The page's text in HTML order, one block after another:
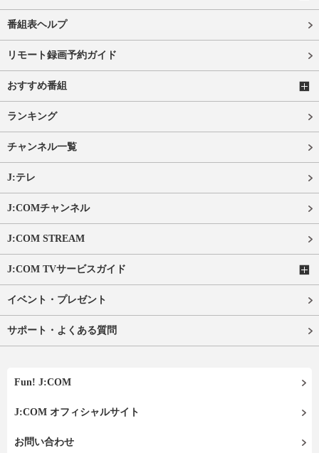
番組表ヘルプ
リモート録画予約ガイド
おすすめ番組
ランキング
チャンネル一覧
J:テレ
J:COMチャンネル
J:COM STREAM
J:COM TVサービスガイド
イベント・プレゼント
サポート・よくある質問
Fun! J:COM
J:COM オフィシャルサイト
お問い合わせ